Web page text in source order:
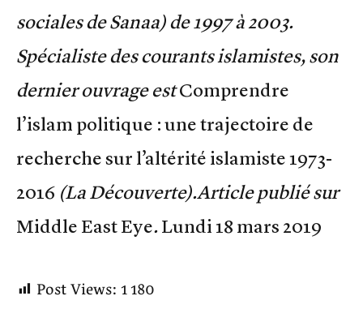
sociales de Sanaa) de 1997 à 2003.
Spécialiste des courants islamistes, son
dernier ouvrage estComprendre
l’islam politique : une trajectoire de
recherche sur l’altérité islamiste 1973-
2016 (La Découverte).Article publié sur
Middle East Eye. Lundi 18 mars 2019
Post Views:1 180